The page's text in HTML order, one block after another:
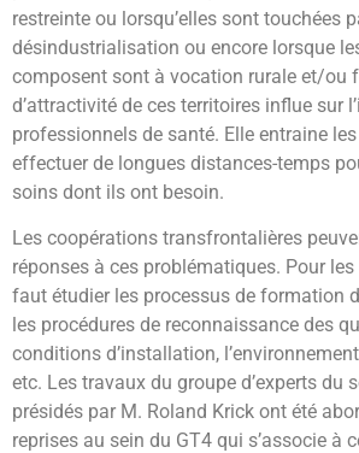
restreinte ou lorsqu’elles sont touchées
désindustrialisation ou encore lorsque
composent sont à vocation rurale et/ou
d’attractivité de ces territoires influe sur
professionnels de santé. Elle entraine
effectuer de longues distances-temps
soins dont ils ont besoin.
Les coopérations transfrontalières
réponses à ces problématiques. Pour
faut étudier les processus de formation
les procédures de reconnaissance des
conditions d’installation,
etc. Les travaux du groupe d’experts du
présidés par M. Roland Krick ont été
reprises au sein du GT4 qui s’associe à